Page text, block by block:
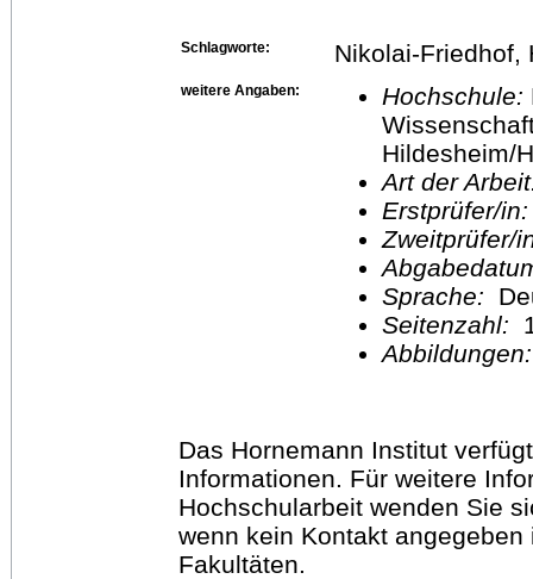
Schlagworte: Nikolai-Friedhof,
weitere Angaben: Hochschule:
Hildesheim/
Art der
Erstprüfer/
Sprache:
Seitenzahl:
Das Hornemann Institut
Informationen. Für weitere
Hochschularbeit wenden Sie
wenn kein Kontakt
Fakultäten.